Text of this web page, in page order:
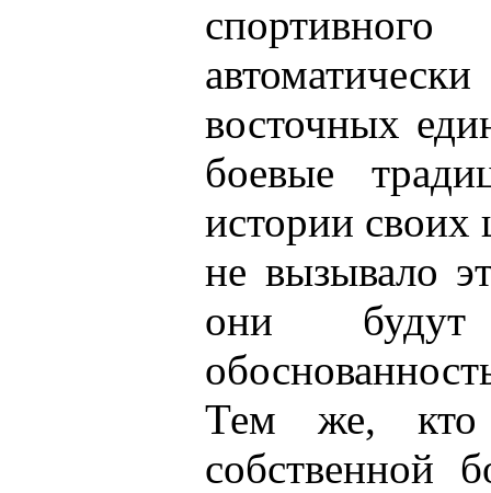
восточных
боевые
истории
не вызывало
они будут
Тем же, кто
собственной